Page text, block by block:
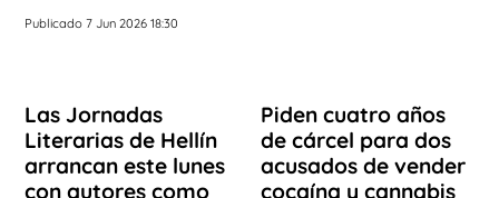
Publicado 7 Jun 2026 18:30
Las Jornadas
Literarias de Hellín
arrancan este lunes
con autores como
Piden cuatro años
de cárcel para dos
acusados de vender
cocaína y cannabis